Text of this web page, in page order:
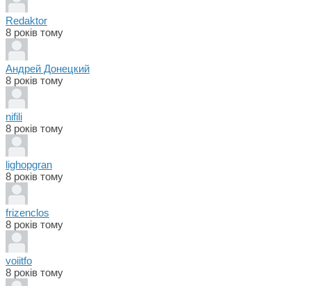
Redaktor
8 років тому
Андрей Донецкий
8 років тому
nifili
8 років тому
lighopgran
8 років тому
frizenclos
8 років тому
voiitfo
8 років тому